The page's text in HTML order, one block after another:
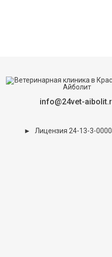
info@24vet-
► Лицензия 24-13-3-